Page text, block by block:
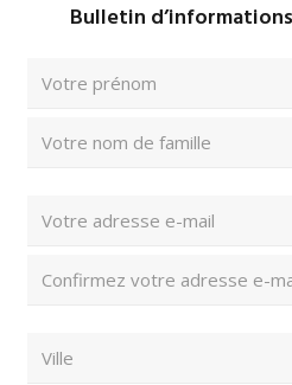
Bulletin
complet
un
l’e-
postal